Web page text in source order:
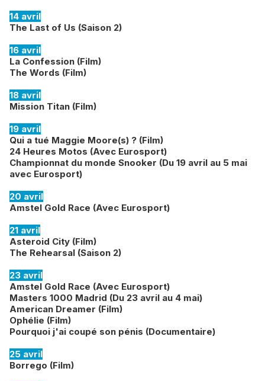
14 avril
The Last of Us (Saison 2)
16 avril
La Confession (Film)
The Words (Film)
18 avril
Mission Titan (Film)
19 avril
Qui a tué Maggie Moore(s) ? (Film)
24 Heures Motos (Avec Eurosport)
Championnat du monde Snooker (Du 19 avril au 5 mai
avec Eurosport)
20 avril
Amstel Gold Race (Avec Eurosport)
21 avril
Asteroid City (Film)
The Rehearsal (Saison 2)
23 avril
Amstel Gold Race (Avec Eurosport)
Masters 1000 Madrid (Du 23 avril au 4 mai)
American Dreamer (Film)
Ophélie (Film)
Pourquoi j'ai coupé son pénis (Documentaire)
25 avril
Borrego (Film)